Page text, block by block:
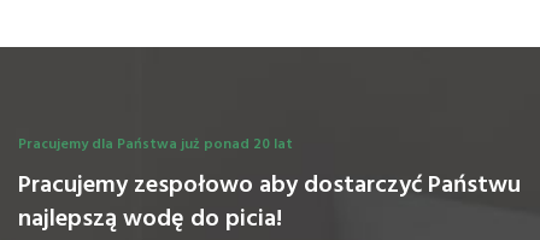
Pracujemy dla Państwa już ponad 20 lat
Pracujemy zespołowo aby dostarczyć Państwu
najlepszą wodę do picia!